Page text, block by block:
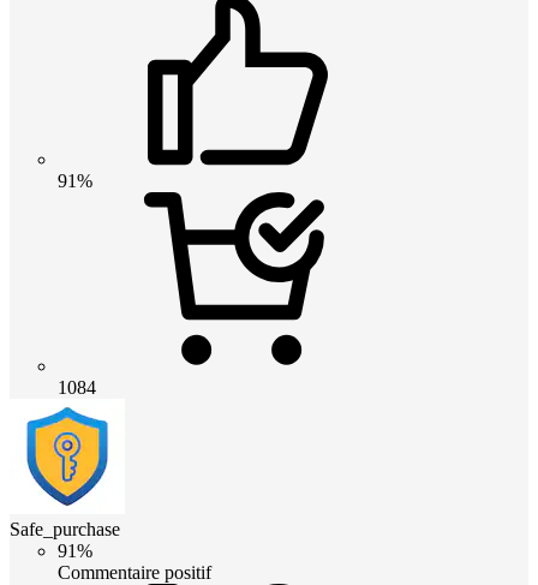
91%
1084
Safe_purchase
91%
Commentaire positif